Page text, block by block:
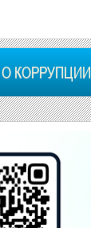
КОРРУПЦИИ